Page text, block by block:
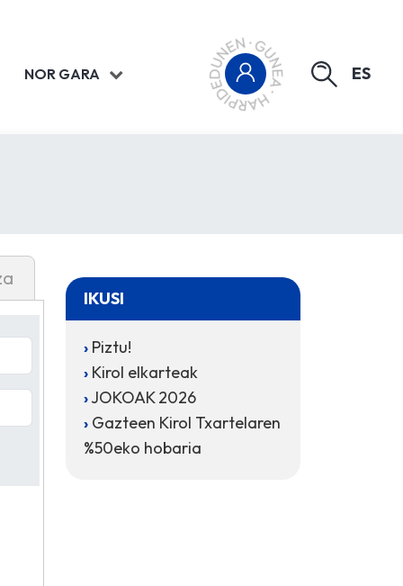
NOR GARA ES
IKUSI
Piztu!
Kirol elkarteak
JOKOAK 2026
Gazteen Kirol Txartelaren
%50eko hobaria